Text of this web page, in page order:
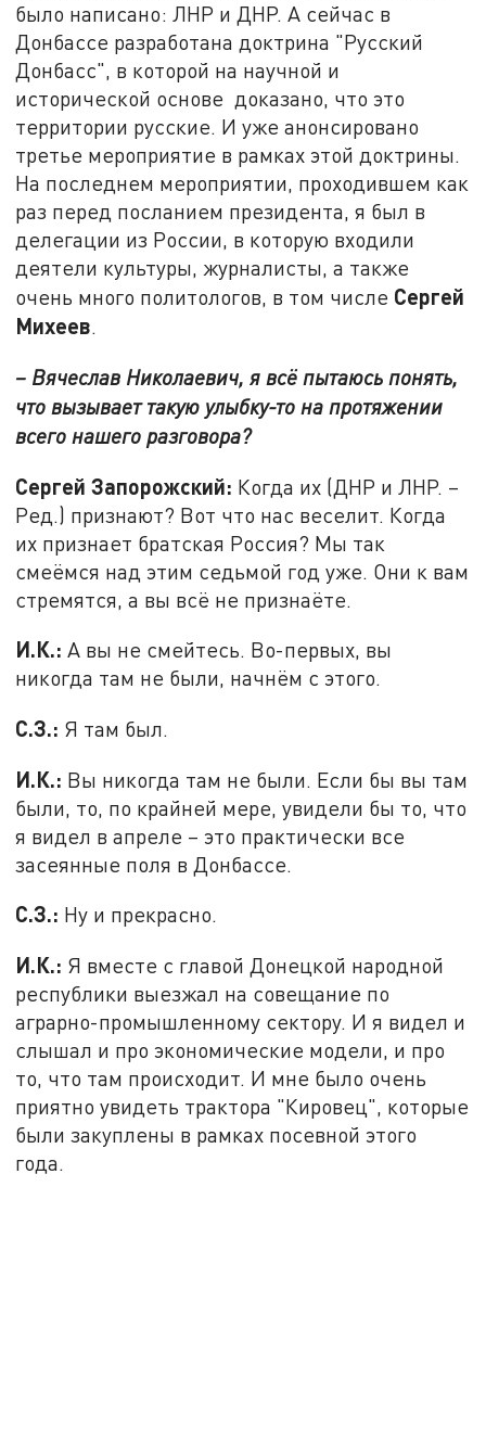
было написано: ЛНР и ДНР. А сейчас в
Донбассе разработана доктрина "Русский
Донбасс", в которой на научной и
исторической основе доказано, что это
территории русские. И уже анонсировано
третье мероприятие в рамках этой доктрины.
На последнем мероприятии, проходившем как
раз перед посланием президента, я был в
делегации из России, в которую входили
деятели культуры, журналисты, а также
очень много политологов, в том числе Сергей
Михеев.
– Вячеслав Николаевич, я всё пытаюсь понять,
что вызывает такую улыбку-то на протяжении
всего нашего разговора?
Сергей Запорожский: Когда их (ДНР и ЛНР. –
Ред.) признают? Вот что нас веселит. Когда
их признает братская Россия? Мы так
смеёмся над этим седьмой год уже. Они к вам
стремятся, а вы всё не признаёте.
И.К.: А вы не смейтесь. Во-первых, вы
никогда там не были, начнём с этого.
С.З.: Я там был.
И.К.: Вы никогда там не были. Если бы вы там
были, то, по крайней мере, увидели бы то, что
я видел в апреле – это практически все
засеянные поля в Донбассе.
С.З.: Ну и прекрасно.
И.К.: Я вместе с главой Донецкой народной
республики выезжал на совещание по
аграрно-промышленному сектору. И я видел и
слышал и про экономические модели, и про
то, что там происходит. И мне было очень
приятно увидеть трактора "Кировец", которые
были закуплены в рамках посевной этого
года.